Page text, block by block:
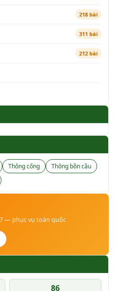
218 bài
311 bài
212 bài
Thông cống
Thông bồn cầu
— phục vụ toàn quốc
86